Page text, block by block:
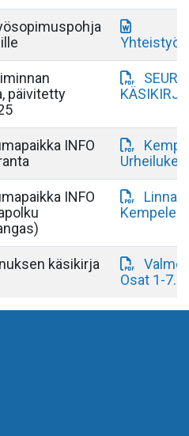
päivitetty
INFO
INFO
käsikirja
Osat 1-